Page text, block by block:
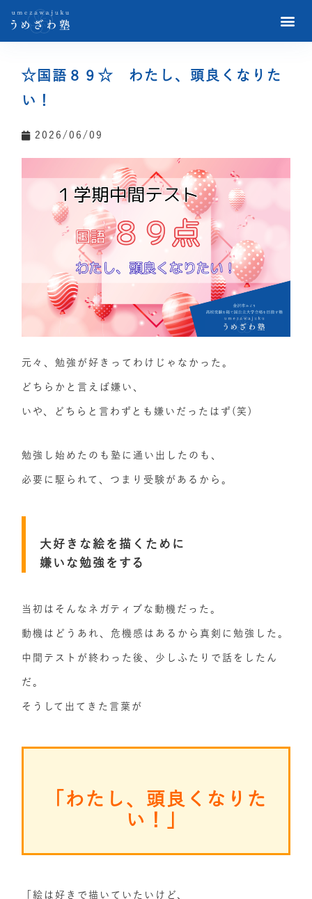
☆国語８９☆ わたし、頭良くなりた
い！
2026/06/09
元々、勉強が好きってわけじゃなかった。
どちらかと言えば嫌い、
いや、どちらと言わずとも嫌いだったはず(笑)
勉強し始めたのも塾に通い出したのも、
必要に駆られて、つまり受験があるから。
大好きな絵を描くために
嫌いな勉強をする
当初はそんなネガティブな動機だった。
動機はどうあれ、危機感はあるから真剣に勉強した。
中間テストが終わった後、少しふたりで話をしたん
だ。
そうして出てきた言葉が
「わたし、頭良くなりた
い！」
「絵は好きで描いていたいけど、